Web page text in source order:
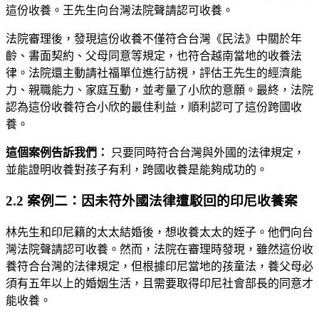
這份收養。王先生向台灣法院聲請認可收養。
法院審理後，發現這份收養不僅符合台灣《民法》中關於年
齡、書面契約、父母同意等規定，也符合越南當地的收養法
律。法院還主動請社福單位進行訪視，評估王先生的經濟能
力、親職能力、家庭互動，並考量了小欣的意願。最終，法院
認為這份收養符合小欣的最佳利益，順利認可了這份跨國收
養。
這個案例告訴我們：
只要同時符合台灣與外國的法律規定，
並能證明收養對孩子有利，跨國收養是能夠成功的。
2.2 案例二：因未符外國法律遭駁回的印尼收養案
林先生和印尼籍的太太結婚後，想收養太太的姪子。他們向台
灣法院聲請認可收養。然而，法院在審理時發現，雖然這份收
養符合台灣的法律規定，但根據印尼當地的孩童法，養父母必
須有五年以上的婚姻生活，且需要取得印尼社會部長的同意才
能收養。